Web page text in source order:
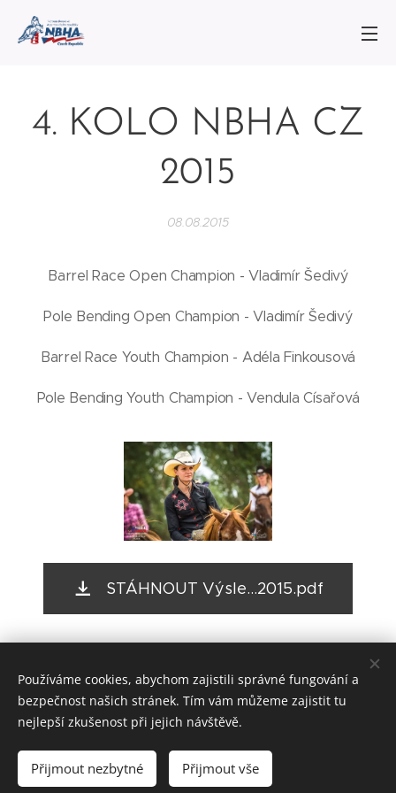
4. KOLO NBHA CZ
2015
08.08.2015
Barrel Race Open Champion - Vladimír Šedivý
Pole Bending Open Champion - Vladimír Šedivý
Barrel Race Youth Champion - Adéla Finkousová
Pole Bending Youth Champion - Vendula Císařová
STÁHNOUT Výsle...2015.pdf
© 2026 NBHA CZ
Vytvořeno službou Webnode
Používáme cookies, abychom zajistili správné fungování a
bezpečnost našich stránek. Tím vám můžeme zajistit tu
nejlepší zkušenost při jejich návštěvě.
Přijmout nezbytné Přijmout vše